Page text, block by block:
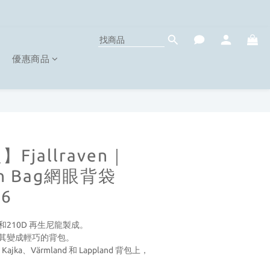
優惠商品
Fjallraven｜
Bag網眼背袋
再生尼龍製成。
成輕巧的背包。
、Värmland 和 Lappland 背包上，